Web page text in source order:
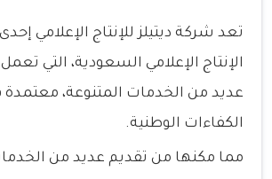
تعد شركة ديتيلز للإنتاج الإعلامي
الإنتاج الإعلامي السعودية، التي
عديد من الخدمات المتنوعة،
الكفاءات الوطنية.
مما مكنها من تقديم عديد من